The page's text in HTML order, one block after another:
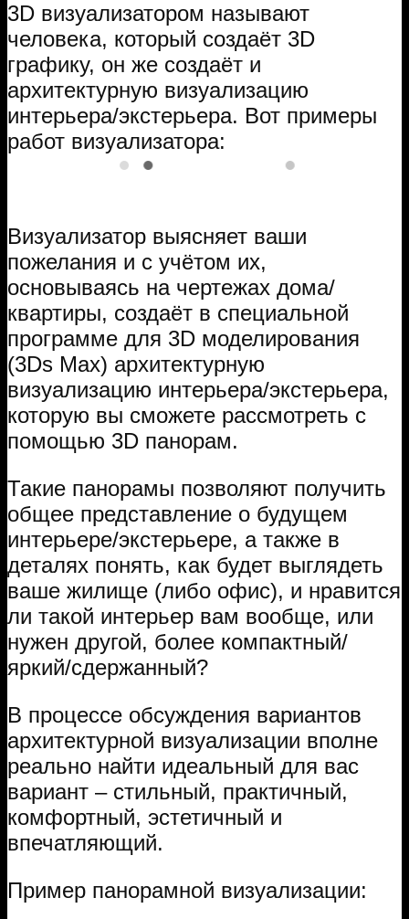
3D визуализатором называют
человека, который создаёт 3D
графику, он же создаёт и
архитектурную визуализацию
интерьера/экстерьера. Вот примеры
работ визуализатора:
Визуализатор выясняет ваши
пожелания и с учётом их,
основываясь на чертежах дома/
квартиры, создаёт в специальной
программе для 3D моделирования
(3Ds Max) архитектурную
визуализацию интерьера/экстерьера,
которую вы сможете рассмотреть с
помощью 3D панорам.
Такие панорамы позволяют получить
общее представление о будущем
интерьере/экстерьере, а также в
деталях понять, как будет выглядеть
ваше жилище (либо офис), и нравится
ли такой интерьер вам вообще, или
нужен другой, более компактный/
яркий/сдержанный?
В процессе обсуждения вариантов
архитектурной визуализации вполне
реально найти идеальный для вас
вариант – стильный, практичный,
комфортный, эстетичный и
впечатляющий.
Пример панорамной визуализации: